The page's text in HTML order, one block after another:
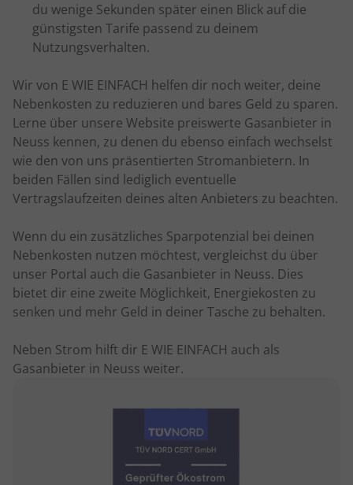
du wenige Sekunden später einen Blick auf die
günstigsten Tarife passend zu deinem
Nutzungsverhalten.
Wir von E WIE EINFACH helfen dir noch weiter, deine
Nebenkosten zu reduzieren und bares Geld zu sparen.
Lerne über unsere Website preiswerte Gasanbieter in
Neuss kennen, zu denen du ebenso einfach wechselst
wie den von uns präsentierten Stromanbietern. In
beiden Fällen sind lediglich eventuelle
Vertragslaufzeiten deines alten Anbieters zu beachten.
Wenn du ein zusätzliches Sparpotenzial bei deinen
Nebenkosten nutzen möchtest, vergleichst du über
unser Portal auch die Gasanbieter in Neuss. Dies
bietet dir eine zweite Möglichkeit, Energiekosten zu
senken und mehr Geld in deiner Tasche zu behalten.
Neben Strom hilft dir E WIE EINFACH auch als
Gasanbieter in Neuss weiter.